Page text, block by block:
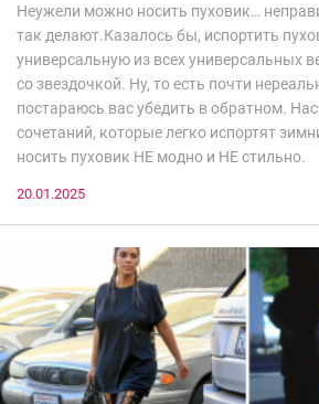
Неужели можно носить пуховик…
так делают.Казалось бы, испортить
универсальную из всех универсальных
со звездочкой. Ну, то есть почти
постараюсь вас убедить в обратном.
сочетаний, которые легко испортят
носить пуховик НЕ модно и НЕ стильно.
20.01.2025